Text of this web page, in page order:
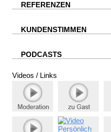
REFERENZEN
KUNDENSTIMMEN
PODCASTS
Videos / Links